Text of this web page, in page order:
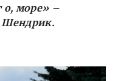
о, море» –
Шендрик.